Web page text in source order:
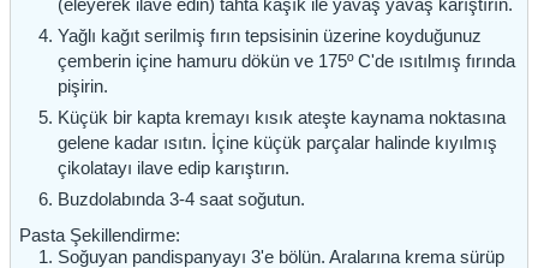
Yağlı kağıt serilmiş fırın tepsisinin üzerine koyduğunuz
çemberin içine hamuru dökün ve 175º C'de ısıtılmış fırında
pişirin.
Küçük bir kapta kremayı kısık ateşte kaynama noktasına
gelene kadar ısıtın. İçine küçük parçalar halinde kıyılmış
çikolatayı ilave edip karıştırın.
Buzdolabında 3-4 saat soğutun.
Pasta Şekillendirme:
Soğuyan pandispanyayı 3'e bölün. Aralarına krema sürüp